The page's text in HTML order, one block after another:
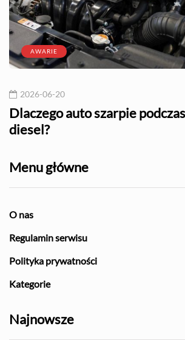
AWARIE
2026-06-20
Dlaczego auto szarpie
diesel?
Menu główne
O nas
Regulamin serwisu
Polityka prywatności
Kategorie
Najnowsze